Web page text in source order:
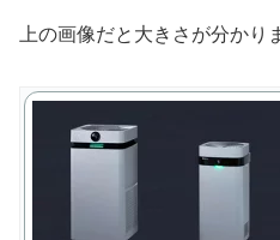
上の画像だと大きさが分かり